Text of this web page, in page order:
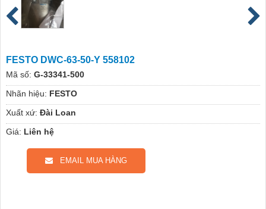
FESTO DWC-63-50-Y 558102
Mã số: G-33341-500
Nhãn hiệu: FESTO
Xuất xứ: Đài Loan
Giá: Liên hệ
EMAIL MUA HÀNG